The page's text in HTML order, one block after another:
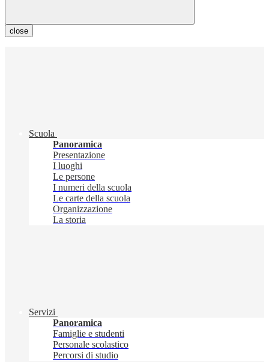
close
Scuola
Panoramica
Presentazione
I luoghi
Le persone
I numeri della scuola
Le carte della scuola
Organizzazione
La storia
Servizi
Panoramica
Famiglie e studenti
Personale scolastico
Percorsi di studio